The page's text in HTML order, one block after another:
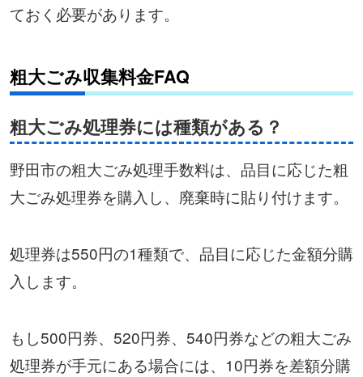
ておく必要があります。
粗大ごみ収集料金FAQ
粗大ごみ処理券には種類がある？
野田市の粗大ごみ処理手数料は、品目に応じた粗
大ごみ処理券を購入し、廃棄時に貼り付けます。
処理券は550円の1種類で、品目に応じた金額分購
入します。
もし500円券、520円券、540円券などの粗大ごみ
処理券が手元にある場合には、10円券を差額分購